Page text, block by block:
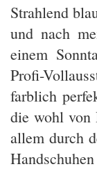
Strahlend
und nach
einem
Profi-
farblich
die wohl von
allem durch